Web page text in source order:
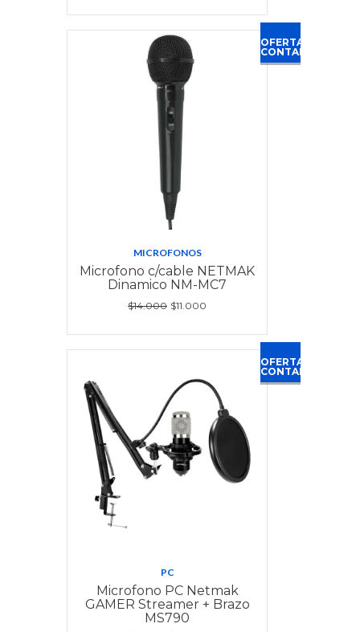
OFERTA
CONTADO
MICROFONOS
Microfono c/cable NETMAK
Dinamico NM-MC7
$14.000 $11.000
OFERTA
CONTADO
PC
Microfono PC Netmak
GAMER Streamer + Brazo
MS790